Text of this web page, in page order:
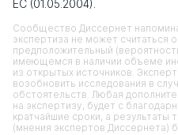
ЕС (01.05.2004).
Сообщество Диссернет
экспертиза не может считаться
предположительный
имеющемся в наличии объеме
из открытых источников.
возобновить исследования в
обстоятельств. Любая
на экспертизу, будет с
кратчайшие сроки, а результаты
(мнения экспертов Диссернета)